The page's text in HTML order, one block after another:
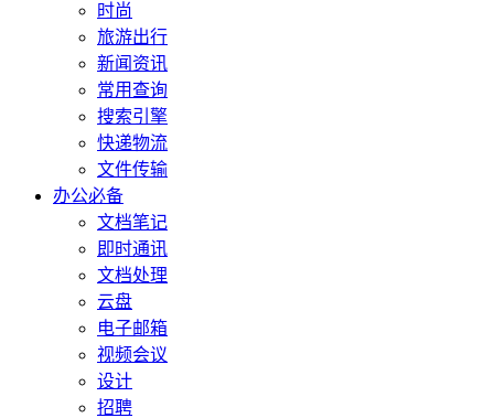
时尚
旅游出行
新闻资讯
常用查询
搜索引擎
快递物流
文件传输
办公必备
文档笔记
即时通讯
文档处理
云盘
电子邮箱
视频会议
设计
招聘